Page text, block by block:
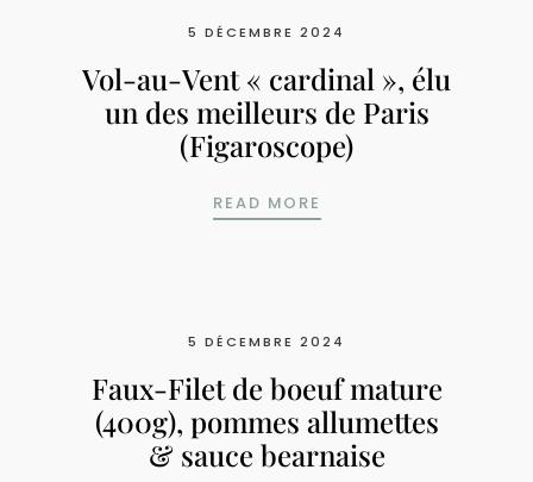
5 DÉCEMBRE 2024
Vol-au-Vent « cardinal », élu
un des meilleurs de Paris
(Figaroscope)
READ MORE
5 DÉCEMBRE 2024
Faux-Filet de boeuf mature
(400g), pommes allumettes
& sauce bearnaise